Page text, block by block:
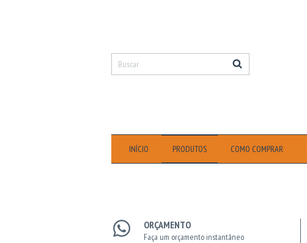
INÍCIO PRODUTOS COMO COMPRAR
ORÇAMENTO
Faça um orçamento instantâneo